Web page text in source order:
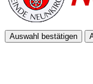
Auswahl bestätigen